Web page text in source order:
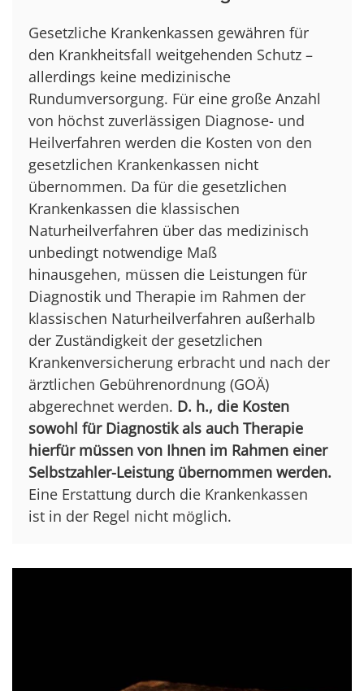
Gesetzliche Krankenkassen gewähren für
den Krankheitsfall weitgehenden Schutz –
allerdings keine medizinische
Rundumversorgung. Für eine große Anzahl
von höchst zuverlässigen Diagnose- und
Heilverfahren werden die Kosten von den
gesetzlichen Krankenkassen nicht
übernommen. Da für die gesetzlichen
Krankenkassen die klassischen
Naturheilverfahren über das medizinisch
unbedingt notwendige Maß
hinausgehen, müssen die Leistungen für
Diagnostik und Therapie im Rahmen der
klassischen Naturheilverfahren außerhalb
der Zuständigkeit der gesetzlichen
Krankenversicherung erbracht und nach der
ärztlichen Gebührenordnung (GOÄ)
abgerechnet werden. D. h., die Kosten
sowohl für Diagnostik als auch Therapie
hierfür müssen von Ihnen im Rahmen einer
Selbstzahler-Leistung übernommen werden.
Eine Erstattung durch die Krankenkassen
ist in der Regel nicht möglich.